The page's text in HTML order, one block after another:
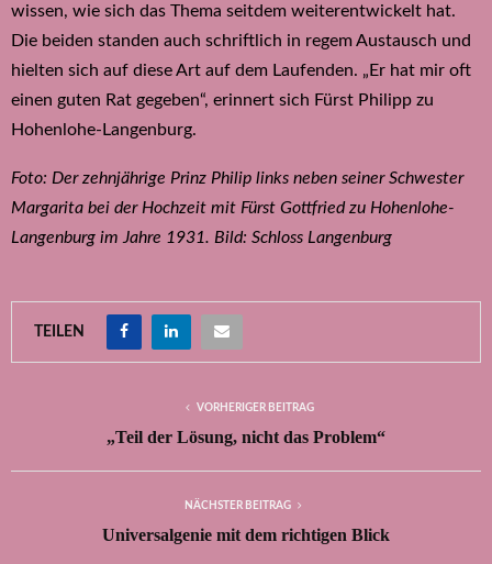
wissen, wie sich das Thema seitdem weiterentwickelt hat.
Die beiden standen auch schriftlich in regem Austausch und
hielten sich auf diese Art auf dem Laufenden. „Er hat mir oft
einen guten Rat gegeben“, erinnert sich Fürst Philipp zu
Hohenlohe-Langenburg.
Foto: Der zehnjährige Prinz Philip links neben seiner Schwester
Margarita bei der Hochzeit mit Fürst Gottfried zu Hohenlohe-
Langenburg im Jahre 1931. Bild: Schloss Langenburg
TEILEN
VORHERIGER BEITRAG
„Teil der Lösung, nicht das Problem“
NÄCHSTER BEITRAG
Universalgenie mit dem richtigen Blick